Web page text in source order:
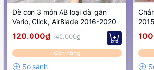
Dè con 3 món AB loại dài gắn
Vario, Click, AirBlade 2016-2020
120.000₫ 145.000₫
Còn hàng